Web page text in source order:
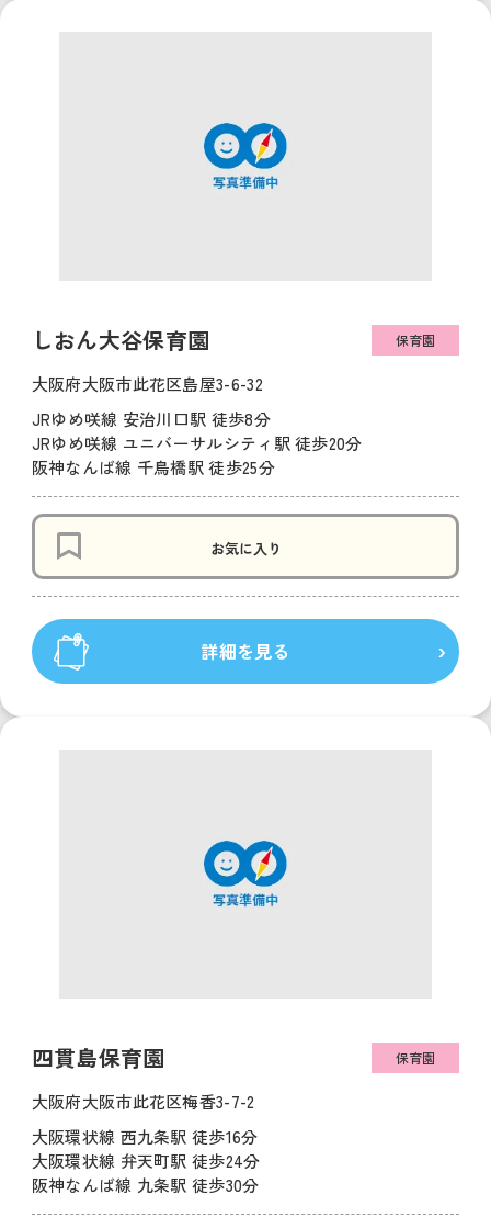
しおん大谷保育園 保育園
大阪府大阪市此花区島屋3-6-32
JRゆめ咲線 安治川口駅 徒歩8分
JRゆめ咲線 ユニバーサルシティ駅 徒歩20分
阪神なんば線 千鳥橋駅 徒歩25分
お気に入り
詳細を見る
四貫島保育園 保育園
大阪府大阪市此花区梅香3-7-2
大阪環状線 西九条駅 徒歩16分
大阪環状線 弁天町駅 徒歩24分
阪神なんば線 九条駅 徒歩30分